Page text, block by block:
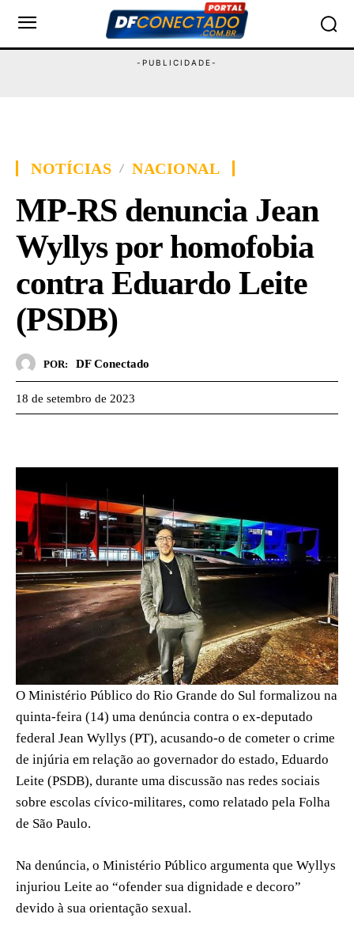
NOTÍCIAS NACIONAL
MP-RS denuncia Jean
Wyllys por homofobia
contra Eduardo Leite
(PSDB)
POR: DF Conectado
18 de setembro de 2023
O Ministério Público do Rio Grande do Sul formalizou na
quinta-feira (14) uma denúncia contra o ex-deputado
federal Jean Wyllys (PT), acusando-o de cometer o crime
de injúria em relação ao governador do estado, Eduardo
Leite (PSDB), durante uma discussão nas redes sociais
sobre escolas cívico-militares, como relatado pela Folha
de São Paulo.
Na denúncia, o Ministério Público argumenta que Wyllys
injuriou Leite ao “ofender sua dignidade e decoro”
devido à sua orientação sexual.